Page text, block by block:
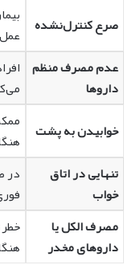
صرع کنترل‌نشده
عدم مصرف منظم
داروها
خوابیدن به پشت
تنهایی در اتاق
خواب
در
مصرف الکل یا
داروهای مخدر